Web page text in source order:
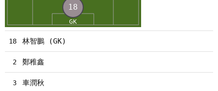
18 林智鵬 (GK)
2 鄭稚鑫
3 車潤秋